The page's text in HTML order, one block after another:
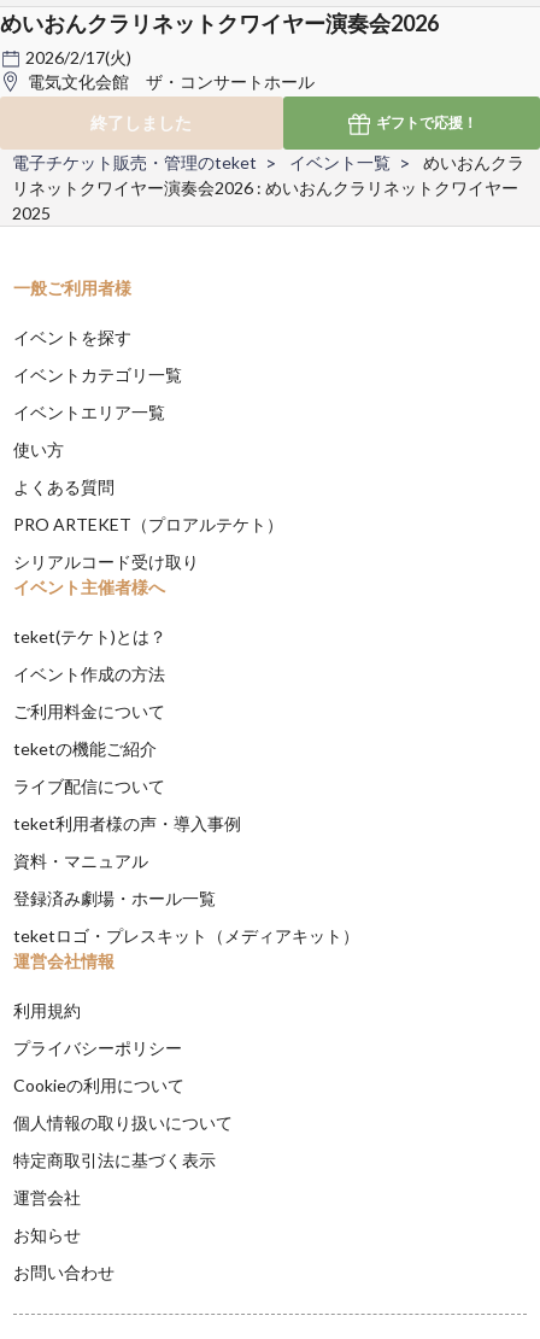
めいおんクラリネットクワイヤー演奏会2026
2026/2/17(火)
電気文化会館 ザ・コンサートホール
終了しました
ギフトで応援！
電子チケット販売・管理のteket イベント一覧
めいおんクラ
リネットクワイヤー演奏会2026 : めいおんクラリネットクワイヤー
2025
一般ご利用者様
イベントを探す
イベントカテゴリ一覧
イベントエリア一覧
使い方
よくある質問
PRO ARTEKET（プロアルテケト）
シリアルコード受け取り
イベント主催者様へ
teket(テケト)とは？
イベント作成の方法
ご利用料金について
teketの機能ご紹介
ライブ配信について
teket利用者様の声・導入事例
資料・マニュアル
登録済み劇場・ホール一覧
teketロゴ・プレスキット（メディアキット）
運営会社情報
利用規約
プライバシーポリシー
Cookieの利用について
個人情報の取り扱いについて
特定商取引法に基づく表示
運営会社
お知らせ
お問い合わせ